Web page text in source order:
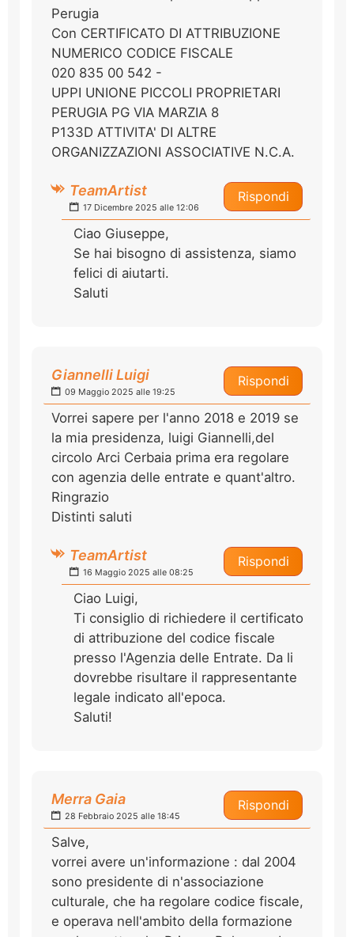
Perugia
Con CERTIFICATO DI ATTRIBUZIONE
NUMERICO CODICE FISCALE
020 835 00 542 -
UPPI UNIONE PICCOLI PROPRIETARI
PERUGIA PG VIA MARZIA 8
P133D ATTIVITA' DI ALTRE
ORGANIZZAZIONI ASSOCIATIVE N.C.A.
Rispondi
TeamArtist
17 Dicembre 2025 alle 12:06
Ciao Giuseppe,
Se hai bisogno di assistenza, siamo
felici di aiutarti.
Saluti
Rispondi
Giannelli Luigi
09 Maggio 2025 alle 19:25
Vorrei sapere per l'anno 2018 e 2019 se
la mia presidenza, luigi Giannelli,del
circolo Arci Cerbaia prima era regolare
con agenzia delle entrate e quant'altro.
Ringrazio
Distinti saluti
Rispondi
TeamArtist
16 Maggio 2025 alle 08:25
Ciao Luigi,
Ti consiglio di richiedere il certificato
di attribuzione del codice fiscale
presso l'Agenzia delle Entrate. Da li
dovrebbe risultare il rappresentante
legale indicato all'epoca.
Saluti!
Rispondi
Merra Gaia
28 Febbraio 2025 alle 18:45
Salve,
vorrei avere un'informazione : dal 2004
sono presidente di n'associazione
culturale, che ha regolare codice fiscale,
e operava nell'ambito della formazione